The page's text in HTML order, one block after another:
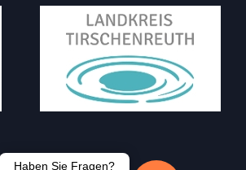
Haben Sie Fragen?